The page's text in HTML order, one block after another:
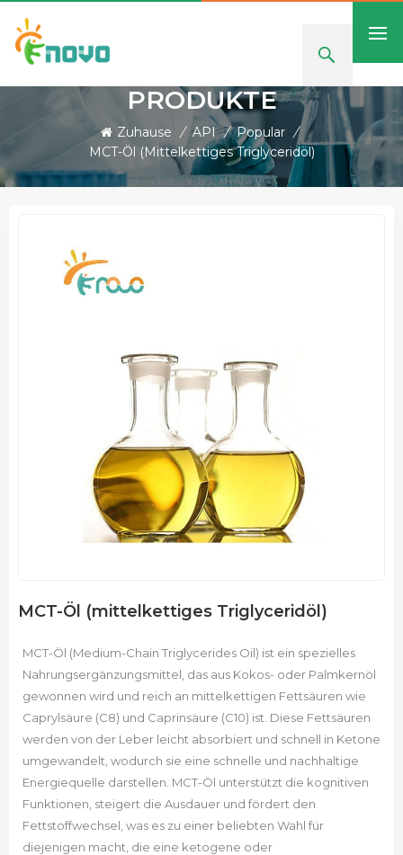
PRODUKTE
Zuhause / API / Popular /
MCT-Öl (mittelkettiges Triglyceridöl)
MCT-Öl (mittelkettiges Triglyceridöl)
MCT-Öl (Medium-Chain Triglycerides Oil) ist ein spezielles
Nahrungsergänzungsmittel, das aus Kokos- oder Palmkernöl
gewonnen wird und reich an mittelkettigen Fettsäuren wie
Caprylsäure (C8) und Caprinsäure (C10) ist. Diese Fettsäuren
werden von der Leber leicht absorbiert und schnell in Ketone
umgewandelt, wodurch sie eine schnelle und nachhaltige
Energiequelle darstellen. MCT-Öl unterstützt die kognitiven
Funktionen, steigert die Ausdauer und fördert den
Fettstoffwechsel, was es zu einer beliebten Wahl für
diejenigen macht, die eine ketogene oder